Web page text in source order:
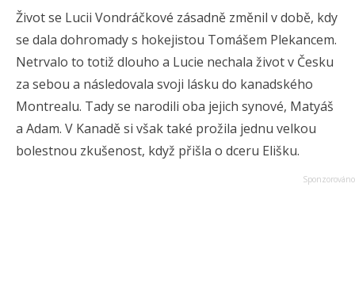
Život se Lucii Vondráčkové zásadně změnil v době, kdy
se dala dohromady s hokejistou Tomášem Plekancem.
Netrvalo to totiž dlouho a Lucie nechala život v Česku
za sebou a následovala svoji lásku do kanadského
Montrealu. Tady se narodili oba jejich synové, Matyáš
a Adam. V Kanadě si však také prožila jednu velkou
bolestnou zkušenost, když přišla o dceru Elišku.